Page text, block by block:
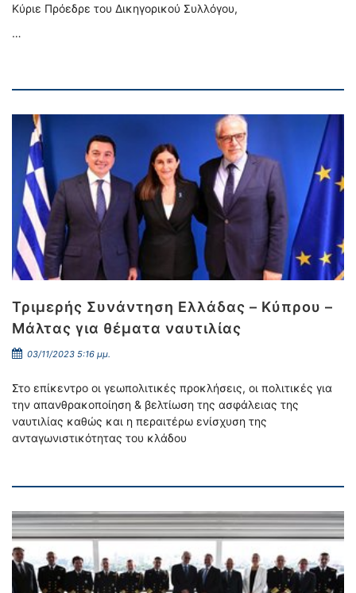
Κύριε Πρόεδρε του Δικηγορικού Συλλόγου,
…
Τριμερής Συνάντηση Ελλάδας – Κύπρου –
Μάλτας για θέματα ναυτιλίας
03/11/2023 5:16 μμ.
Στο επίκεντρο οι γεωπολιτικές προκλήσεις, οι πολιτικές για
την απανθρακοποίηση & βελτίωση της ασφάλειας της
ναυτιλίας καθώς και η περαιτέρω ενίσχυση της
ανταγωνιστικότητας του κλάδου